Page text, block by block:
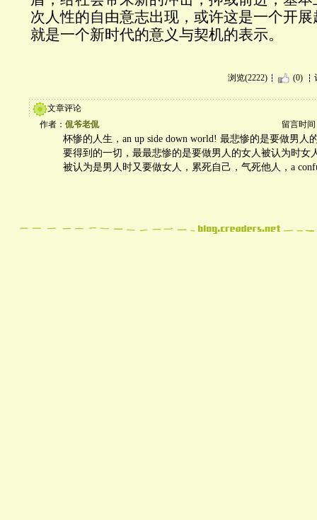
次人性的自由意志出现，或许这是一个开
就是一个新时代的意义与契机的表示。
浏览(2222) (0)
文章评论
作者： 侃爷老侃 留言时间
杯惨的人生，an up side down world! 最悲惨的是要做男人
要得到的一切，最最悲惨的是要做男人的女人被认为时女
被认为是男人时又要做女人，累死自己，气死他人，a